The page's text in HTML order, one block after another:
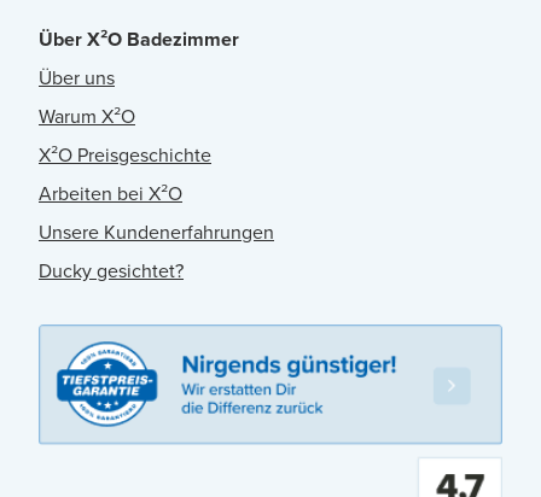
Über X²O Badezimmer
Über uns
Warum X²O
X²O Preisgeschichte
Arbeiten bei X²O
Unsere Kundenerfahrungen
Ducky gesichtet?